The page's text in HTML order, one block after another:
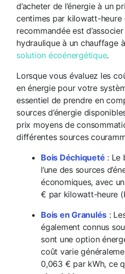
d’acheter de l’énergie à un
centimes par kilowatt-heure
recommandée est
hydraulique à un chauffage
solution écoénergétique.
Lorsque vous évaluez les
en énergie pour votre
essentiel de prendre en
sources d’énergie
prix moyens de
différentes sources
Bois Déchiqueté : Le
l’une des sources
économiques, avec
€ par kilowatt-heure
Bois en Granulés :
également connus
sont une option
coût varie
0,063 € par kWh, ce